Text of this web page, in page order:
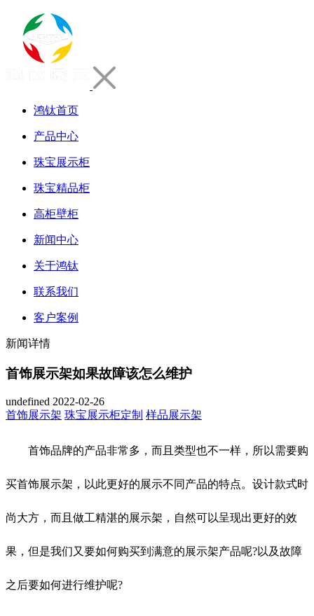
鸿钛首页
产品中心
珠宝展示柜
珠宝精品柜
高柜壁柜
新闻中心
关于鸿钛
联系我们
客户案例
新闻详情
首饰展示架如果故障该怎么维护
undefined 2022-02-26
首饰展示架 珠宝展示柜定制 样品展示架
首饰品牌的产品非常多，而且类型也不一样，所以需要购
买首饰展示架，以此更好的展示不同产品的特点。设计款式时
尚大方，而且做工精湛的展示架，自然可以呈现出更好的效
果，但是我们又要如何购买到满意的展示架产品呢?以及故障
之后要如何进行维护呢?